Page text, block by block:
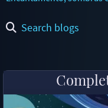
Search blogs